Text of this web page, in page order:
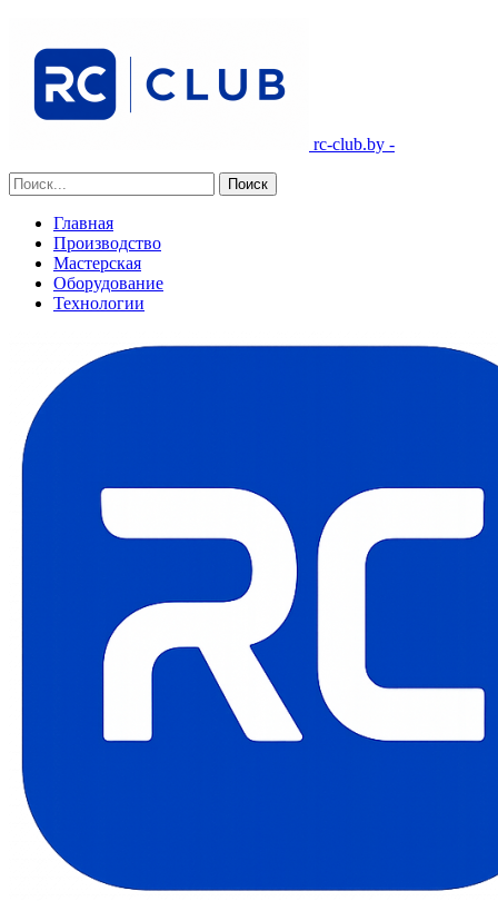
rc-club.by -
Главная
Производство
Мастерская
Оборудование
Технологии